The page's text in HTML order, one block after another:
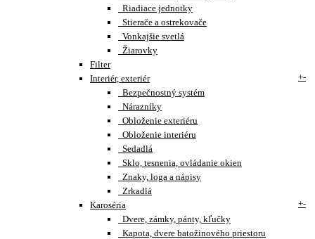
Riadiace jednotky
Stierače a ostrekovače
Vonkajšie svetlá
Žiarovky
Filter
Interiér, exteriér
+-
Bezpečnostný systém
Nárazníky
Obloženie exteriéru
Obloženie interiéru
Sedadlá
Sklo, tesnenia, ovládanie okien
Znaky, loga a nápisy
Zrkadlá
Karoséria
+-
Dvere, zámky, pánty, kľučky
Kapota, dvere batožinového priestoru